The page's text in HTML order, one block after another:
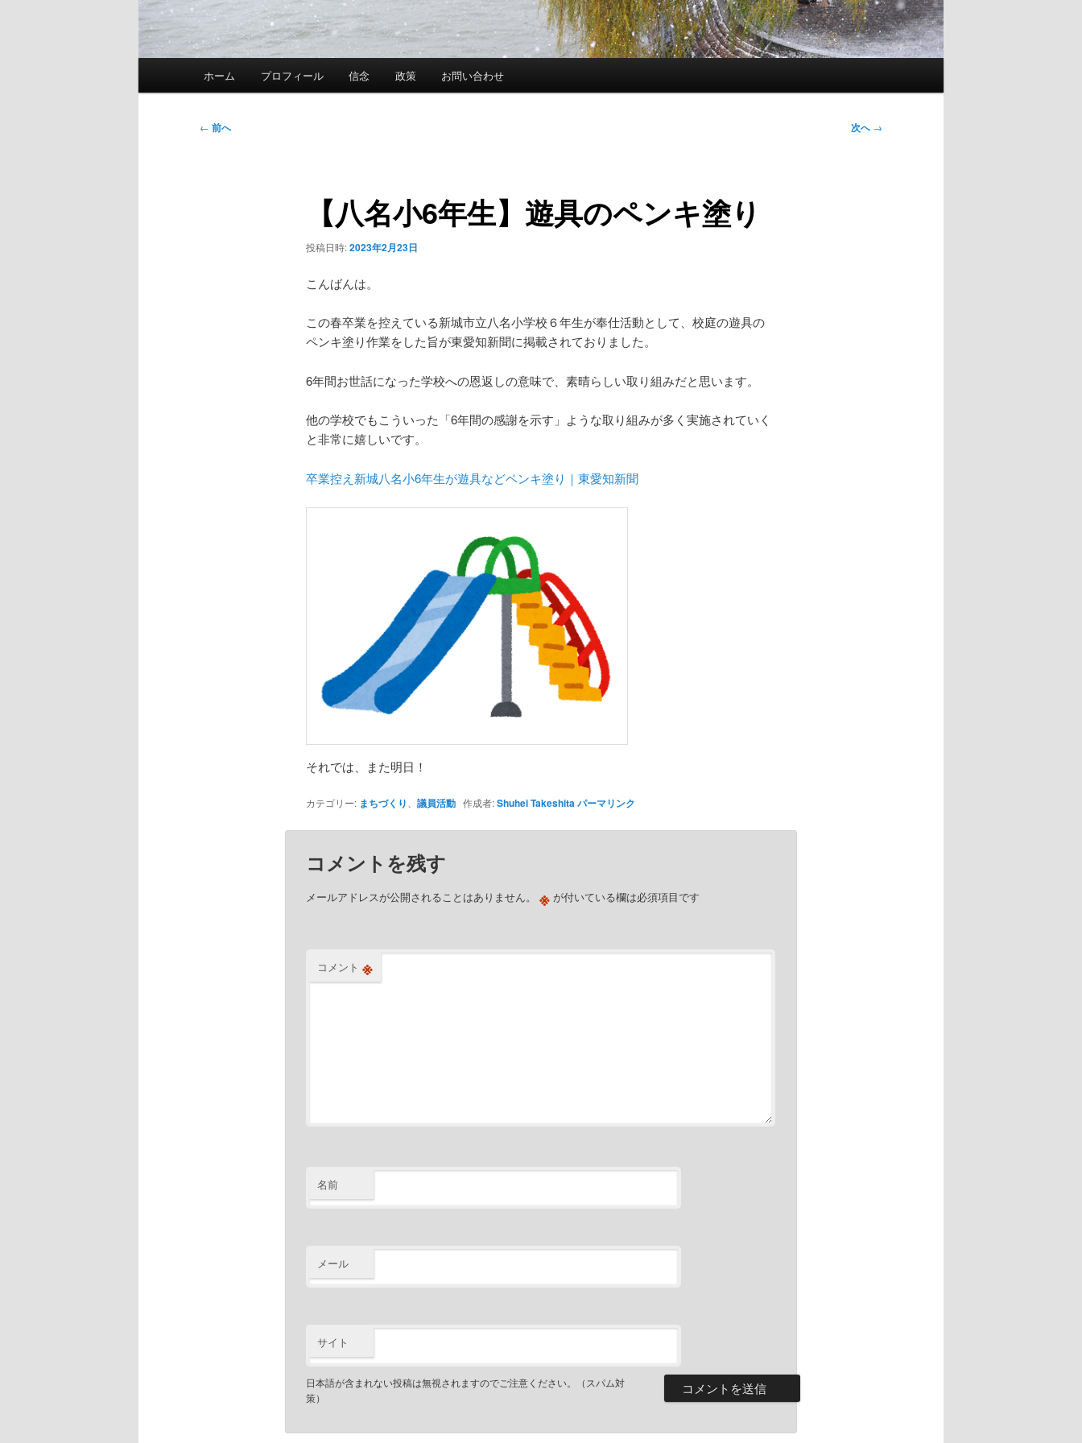
ホーム プロフィール 信念 政策 お問い合わせ
投
← 前へ 次へ→
【八名小6年生】遊具のペンキ塗り
投稿日時:2023年2月23日
こんばんは。
この春卒業を控えている新城市立八名小学校６年生が奉仕活動として、校庭の遊具の
ペンキ塗り作業をした旨が東愛知新聞に掲載されておりました。
6年間お世話になった学校への恩返しの意味で、素晴らしい取り組みだと思います。
他の学校でもこういった「6年間の感謝を示す」ような取り組みが多く実施されていく
と非常に嬉しいです。
卒業控え新城八名小6年生が遊具などペンキ塗り｜東愛知新聞
それでは、また明日！
カテゴリー: まちづくり 議員活動作成者:Shuhei Takeshitaパーマリンク
コメントを残す
メールアドレスが公開されることはありません。 ※が付いている欄は必須項目です
コメント ※
名前
メール
サイト
日本語が含まれない投稿は無視されますのでご注意ください。（スパム対
策）